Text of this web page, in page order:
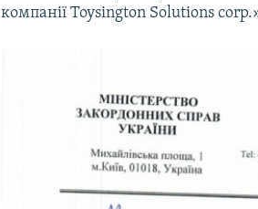
компанії Toysington Solutions